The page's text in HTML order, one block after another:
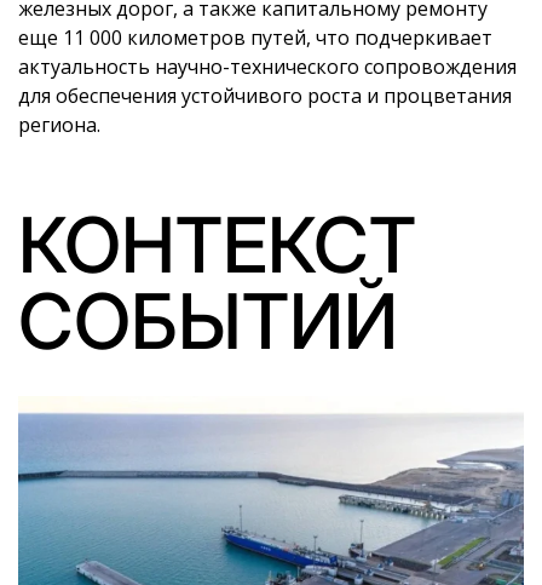
железных дорог, а также капитальному ремонту
еще 11 000 километров путей, что подчеркивает
актуальность научно-технического сопровождения
для обеспечения устойчивого роста и процветания
региона.
КОНТЕКСТ
СОБЫТИЙ